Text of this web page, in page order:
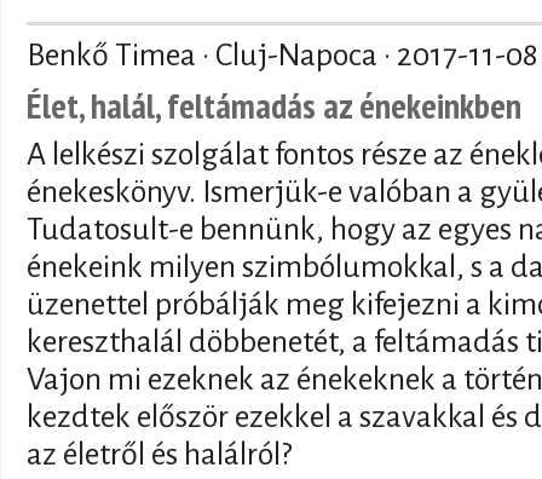
Benkő Timea · Cluj-Napoca · 2017-11-08
Élet, halál, feltámadás az énekeinkben
A lelkészi szolgálat fontos része az
énekeskönyv. Ismerjük-e valóban a
Tudatosult-e bennünk, hogy az egyes
énekeink milyen szimbólumokkal, s a
üzenettel próbálják meg kifejezni a
kereszthalál döbbenetét, a feltámadás
Vajon mi ezeknek az énekeknek a
kezdtek először ezekkel a szavakkal és
az életről és halálról?